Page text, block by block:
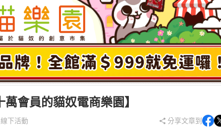
會員的貓奴電商樂園】
下活動 分享文章到